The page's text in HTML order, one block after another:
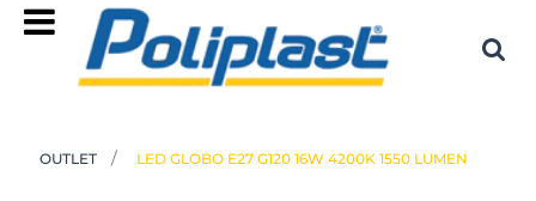
OUTLET LED GLOBO E27 G120 16W 4200K 1550 LUMEN